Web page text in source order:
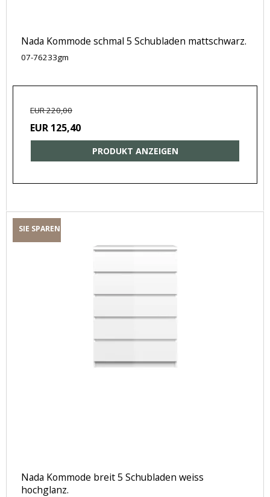
Nada Kommode schmal 5 Schubladen mattschwarz.
07-76233gm
EUR 220,00
EUR 125,40
PRODUKT ANZEIGEN
SIE SPAREN
Nada Kommode breit 5 Schubladen weiss
hochglanz.